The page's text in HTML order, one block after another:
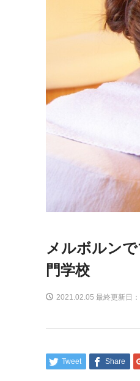
メルボルン
門学校
2021.02.05 最終更新日
Tweet Share